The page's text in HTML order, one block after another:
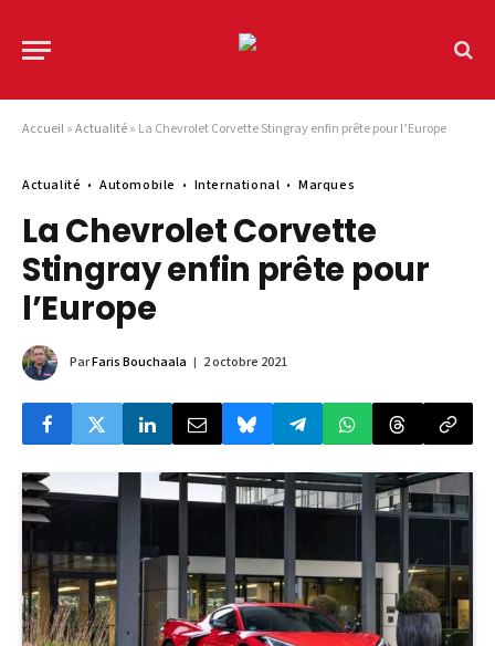
Accueil»Actualité» La Chevrolet Corvette Stingray enfin prête pour l’Europe
Actualité Automobile International Marques
La Chevrolet Corvette
Stingray enfin prête pour
l’Europe
ParFaris Bouchaala 2 octobre 2021